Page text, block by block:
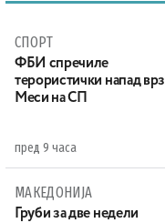
СПОРТ
ФБИ спречиле
терористички напад врз
Меси на СП
пред 9 часа
МАКЕДОНИЈА
Груби за две недели